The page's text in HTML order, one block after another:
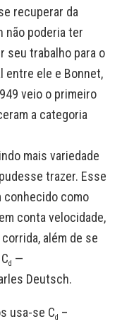
recuperar da
não poderia ter
seu trabalho para o
entre ele e Bonnet,
veio o primeiro
a categoria
mais variedade
trazer. Esse
conhecido como
conta velocidade,
além de se
d —
Deutsch.
usa-se Cd –